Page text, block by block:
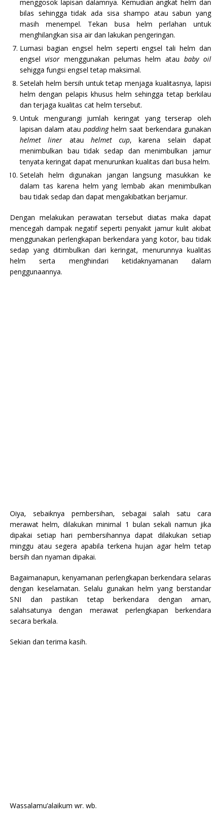
menggosok lapisan dalamnya. Kemudian angkat helm dan
bilas sehingga tidak ada sisa shampo atau sabun yang
masih menempel. Tekan busa helm perlahan untuk
menghilangkan sisa air dan lakukan pengeringan.
Lumasi bagian engsel helm seperti engsel tali helm dan
engsel visormenggunakan pelumas helm atau baby oil
sehigga fungsi engsel tetap maksimal.
Setelah helm bersih untuk tetap menjaga kualitasnya, lapisi
helm dengan pelapis khusus helm sehingga tetap berkilau
dan terjaga kualitas cat helm tersebut.
Untuk mengurangi jumlah keringat yang terserap oleh
lapisan dalam atau paddinghelm saat berkendara gunakan
helmet liner atau helmet cup, karena selain dapat
menimbulkan bau tidak sedap dan menimbulkan jamur
tenyata keringat dapat menurunkan kualitas dari busa helm.
Setelah helm digunakan jangan langsung masukkan ke
dalam tas karena helm yang lembab akan menimbulkan
bau tidak sedap dan dapat mengakibatkan berjamur.
Dengan melakukan perawatan tersebut diatas maka dapat
mencegah dampak negatif seperti penyakit jamur kulit akibat
menggunakan perlengkapan berkendara yang kotor, bau tidak
sedap yang ditimbulkan dari keringat, menurunnya kualitas
helm serta menghindari ketidaknyamanan dalam
penggunaannya.
Oiya, sebaiknya pembersihan, sebagai salah satu cara
merawat helm, dilakukan minimal 1 bulan sekali namun jika
dipakai setiap hari pembersihannya dapat dilakukan setiap
minggu atau segera apabila terkena hujan agar helm tetap
bersih dan nyaman dipakai.
Bagaimanapun, kenyamanan perlengkapan berkendara selaras
dengan keselamatan. Selalu gunakan helm yang berstandar
SNI dan pastikan tetap berkendara dengan aman,
salahsatunya dengan merawat perlengkapan berkendara
secara berkala.
Sekian dan terima kasih.
Wassalamu’alaikum wr. wb.